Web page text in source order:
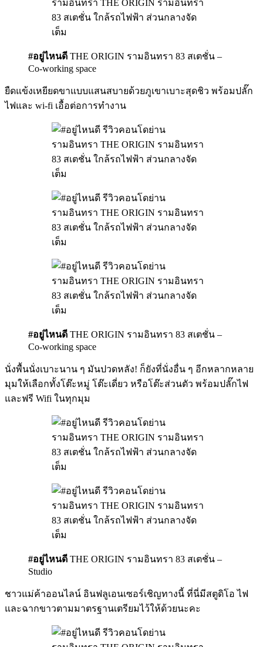
#อยู่ไหนดี THE ORIGIN รามอินทรา 83 สเตชั่น –
Co-working space
ยืดแข้งเหยียดขาแบบแสนสบายด้วยภูเขาเบาะสุดชิว พร้อมปลั๊ก
ไฟและ wi-fi เอื้อต่อการทำงาน
#อยู่ไหนดี THE ORIGIN รามอินทรา 83 สเตชั่น –
Co-working space
นั่งพื้นนั่งเบาะนาน ๆ มันปวดหลัง! ก็ยังที่นั่งอื่น ๆ อีกหลากหลาย
มุมให้เลือกทั้งโต๊ะหมู่ โต๊ะเดี่ยว หรือโต๊ะส่วนตัว พร้อมปลั๊กไฟ
และฟรี Wifi ในทุกมุม
#อยู่ไหนดี THE ORIGIN รามอินทรา 83 สเตชั่น –
Studio
ชาวแม่ค้าออนไลน์ อินฟลูเอนเซอร์เชิญทางนี้ ที่นี่มีสตูดิโอ ไฟ
และฉากขาวตามมาตรฐานเตรียมไว้ให้ด้วยนะคะ